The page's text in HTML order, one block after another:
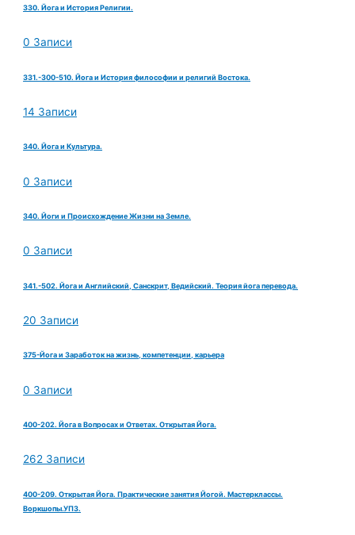
330. Йога и История Религии.
0 Записи
331.-300-510. Йога и История философии и религий Востока.
14 Записи
340. Йога и Культура.
0 Записи
340. Йоги и Происхождение Жизни на Земле.
0 Записи
341.-502. Йога и Английский, Санскрит, Ведийский. Теория йога перевода.
20 Записи
375-Йога и Заработок на жизнь, компетенции, карьера
0 Записи
400-202. Йога в Вопросах и Ответах. Открытая Йога.
262 Записи
400-209. Открытая Йога. Практические занятия Йогой. Мастерклассы.
Воркшопы.УПЗ.